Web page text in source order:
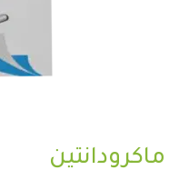
ماكرودانتين